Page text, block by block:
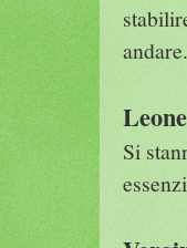
andare.
Si